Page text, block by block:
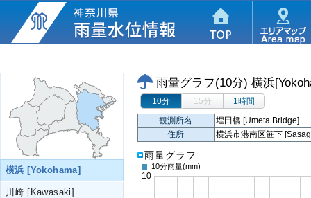
横浜 [Yokohama]
川崎 [Kawasaki]
雨量グラフ(10分) 横浜
10分 15分
1時間
観測所名
埋田橋 [Umeta Bridge]
住所
横浜市港南区笹下
雨量グラフ
10分雨量(mm)